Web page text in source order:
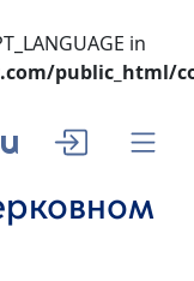
in
public_html/